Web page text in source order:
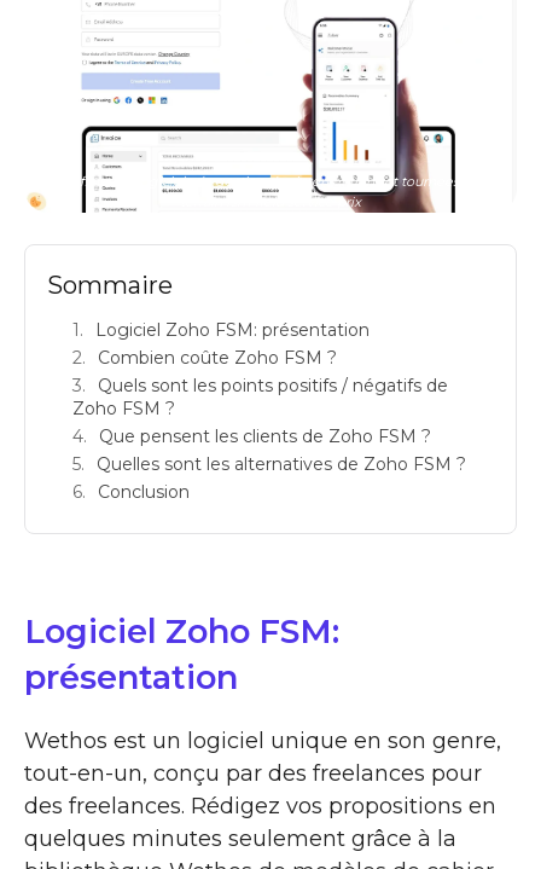
zoho fsm avis logiciels de gestion des interventions et tournees sur le
terrain fsm field service prix
Sommaire
Logiciel Zoho FSM: présentation
Combien coûte Zoho FSM ?
Quels sont les points positifs / négatifs de
Zoho FSM ?
Que pensent les clients de Zoho FSM ?
Quelles sont les alternatives de Zoho FSM ?
Conclusion
Logiciel Zoho FSM:
présentation
Wethos est un logiciel unique en son genre,
tout-en-un, conçu par des freelances pour
des freelances. Rédigez vos propositions en
quelques minutes seulement grâce à la